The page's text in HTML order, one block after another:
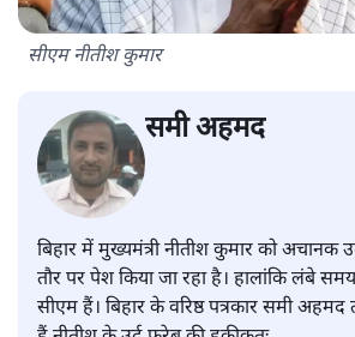
सीएम नीतीश कुमार
समी अहमद
बिहार में मुख्यमंत्री नीतीश कुमार को अचानक
तौर पर पेश किया जा रहा है। हालांकि लंबे
सीएम हैं। बिहार के वरिष्ठ पत्रकार समी